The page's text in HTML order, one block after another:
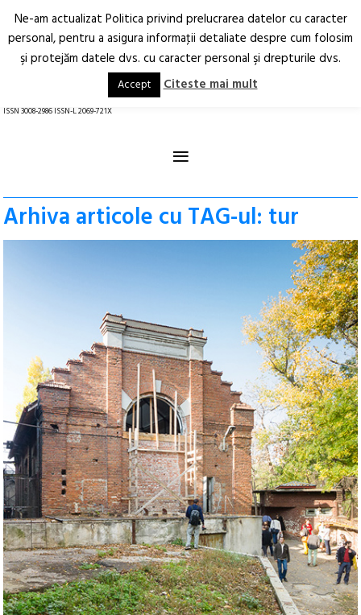
Arhitectură.
Oraș.
RO EN
ISSN 3008-2986 ISSN-L 2069-721X
≡
Arhiva articole cu TAG-ul: tur
Ne-am actualizat Politica privind prelucrarea datelor cu caracter
personal, pentru a asigura informaţii detaliate despre cum folosim
şi protejăm datele dvs. cu caracter personal şi drepturile dvs.
Accept Citeste mai mult